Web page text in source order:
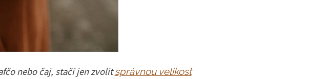
nebo čaj, stačí jen zvolitsprávnou velikost